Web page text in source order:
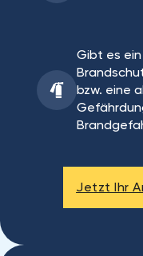
Gibt es
bzw. eine
Jetzt Ihr